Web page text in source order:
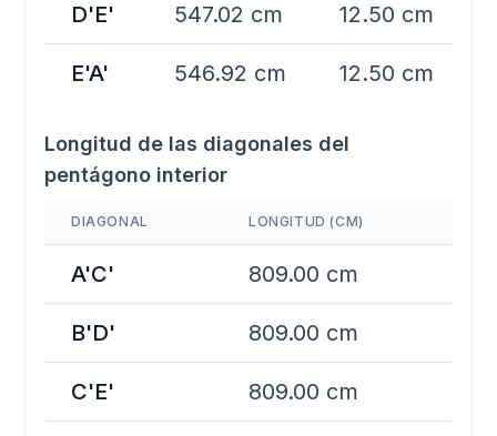
D'E' 547.02 cm 12.50 cm
E'A' 546.92 cm 12.50 cm
Longitud de las diagonales del
pentágono interior
DIAGONAL LONGITUD (CM)
A'C' 809.00 cm
B'D' 809.00 cm
C'E' 809.00 cm